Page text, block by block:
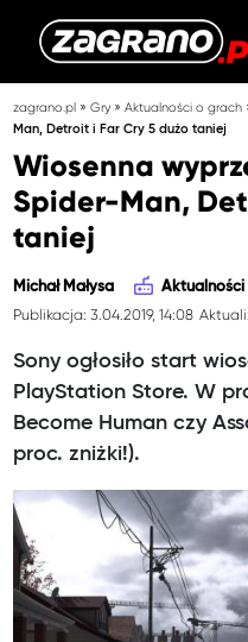
zagrano.pl »Gry»Aktualności o grach
Man, Detroit i Far Cry 5 dużo taniej
Wiosenna
Spider-Man,
taniej
Michał Małysa Aktualności
Publikacja: 3.04.2019, 14:08
Sony ogłosiło start
PlayStation Store. W
Become Human czy
proc. zniżki!).